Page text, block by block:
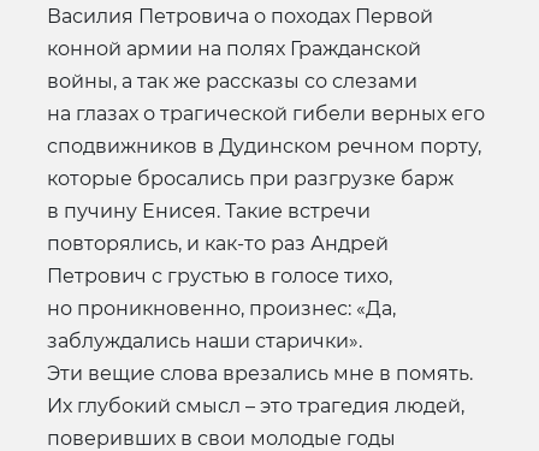
Василия Петровича о походах Первой
конной армии на полях Гражданской
войны, а так же рассказы со слезами
на глазах о трагической гибели верных его
сподвижников в Дудинском речном порту,
которые бросались при разгрузке барж
в пучину Енисея. Такие встречи
повторялись, и как-то раз Андрей
Петрович с грустью в голосе тихо,
но проникновенно, произнес: «Да,
заблуждались наши старички».
Эти вещие слова врезались мне в помять.
Их глубокий смысл – это трагедия людей,
поверивших в свои молодые годы